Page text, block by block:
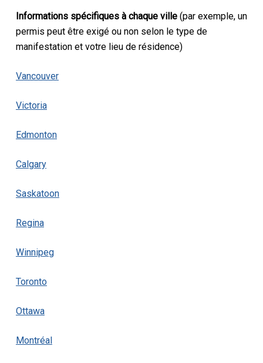
Informations spécifiques à chaque ville(par exemple, un
permis peut être exigé ou non selon le type de
manifestation et votre lieu de résidence)
Vancouver
Victoria
Edmonton
Calgary
Saskatoon
Regina
Winnipeg
Toronto
Ottawa
Montréal